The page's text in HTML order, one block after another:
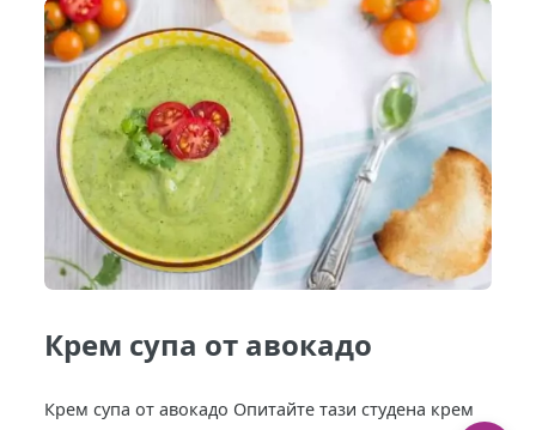
Крем супа от авокадо
Крем супа от авокадо Опитайте тази студена крем